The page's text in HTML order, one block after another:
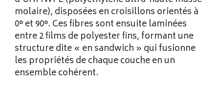
molaire), disposées en croisillons orientés à
0° et 90°. Ces fibres sont ensuite laminées
entre 2 films de polyester fins, formant une
structure dite « en sandwich » qui fusionne
les propriétés de chaque couche en un
ensemble cohérent.